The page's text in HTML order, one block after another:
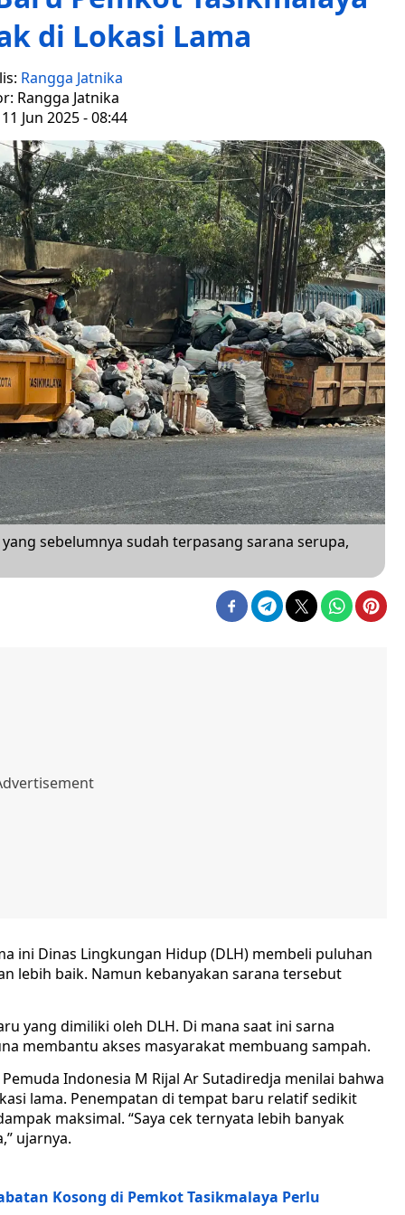
di Lokasi Lama
Rangga Jatnika
Rangga Jatnika
Jun 2025 - 08:44
sebelumnya sudah terpasang sarana serupa,
ini Dinas Lingkungan Hidup (DLH) membeli puluhan
lebih baik. Namun kebanyakan sarana tersebut
yang dimiliki oleh DLH. Di mana saat ini sarna
membantu akses masyarakat membuang sampah.
Indonesia M Rijal Ar Sutadiredja menilai bahwa
lama. Penempatan di tempat baru relatif sedikit
maksimal. “Saya cek ternyata lebih banyak
ujarnya.
Kosong di Pemkot Tasikmalaya Perlu